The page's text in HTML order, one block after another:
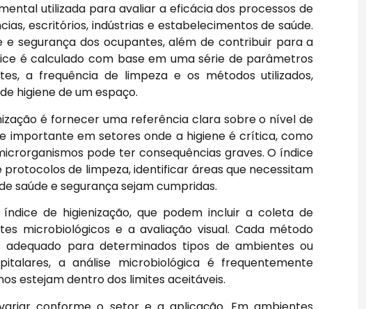
utilizada para avaliar a eficácia dos processos de
escritórios, indústrias e estabelecimentos de saúde.
segurança dos ocupantes, além de contribuir para a
é calculado com base em uma série de parâmetros
a frequência de limpeza e os métodos utilizados,
higiene de um espaço.
é fornecer uma referência clara sobre o nível de
importante em setores onde a higiene é crítica, como
pode ter consequências graves. O índice
de limpeza, identificar áreas que necessitam
saúde e segurança sejam cumpridas.
de higienização, que podem incluir a coleta de
microbiológicos e a avaliação visual. Cada método
para determinados tipos de ambientes ou
a análise microbiológica é frequentemente
estejam dentro dos limites aceitáveis.